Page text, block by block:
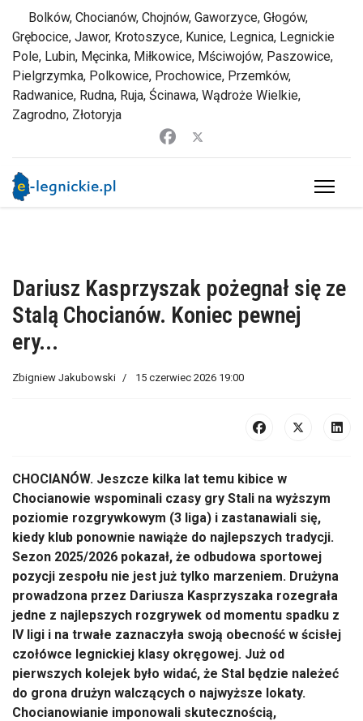
Bolków, Chocianów, Chojnów, Gaworzyce, Głogów,
Grębocice, Jawor, Krotoszyce, Kunice, Legnica, Legnickie
Pole, Lubin, Męcinka, Miłkowice, Mściwojów, Paszowice,
Pielgrzymka, Polkowice, Prochowice, Przemków,
Radwanice, Rudna, Ruja, Ścinawa, Wądroże Wielkie,
Zagrodno, Złotoryja
Dariusz Kasprzyszak pożegnał się ze
Stalą Chocianów. Koniec pewnej
ery...
Zbigniew Jakubowski 15 czerwiec 2026 19:00
CHOCIANÓW. Jeszcze kilka lat temu kibice w
Chocianowie wspominali czasy gry Stali na wyższym
poziomie rozgrywkowym (3 liga) i zastanawiali się,
kiedy klub ponownie nawiąże do najlepszych tradycji.
Sezon 2025/2026 pokazał, że odbudowa sportowej
pozycji zespołu nie jest już tylko marzeniem. Drużyna
prowadzona przez Dariusza Kasprzyszaka rozegrała
jedne z najlepszych rozgrywek od momentu spadku z
IV ligi i na trwałe zaznaczyła swoją obecność w ścisłej
czołówce legnickiej klasy okręgowej. Już od
pierwszych kolejek było widać, że Stal będzie należeć
do grona drużyn walczących o najwyższe lokaty.
Chocianowianie imponowali skutecznością,